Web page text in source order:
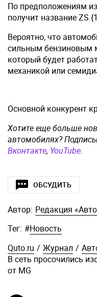
По предположениям
получит название
Вероятно, что
сильным бензиновым
который будет
механикой или
Основной конкурент
Хотите еще больше
автомобилях?
Вконтакте, YouTube.
ОБСУДИТЬ
Автор: Редакция
Тег: #Новость
Quto.ru / Журнал /
В сеть просочились
от MG